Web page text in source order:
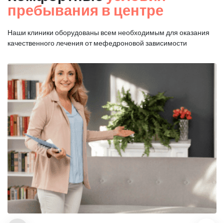
пребывания в центре
Наши клиники оборудованы всем необходимым для оказания
качественного лечения от мефедроновой зависимости